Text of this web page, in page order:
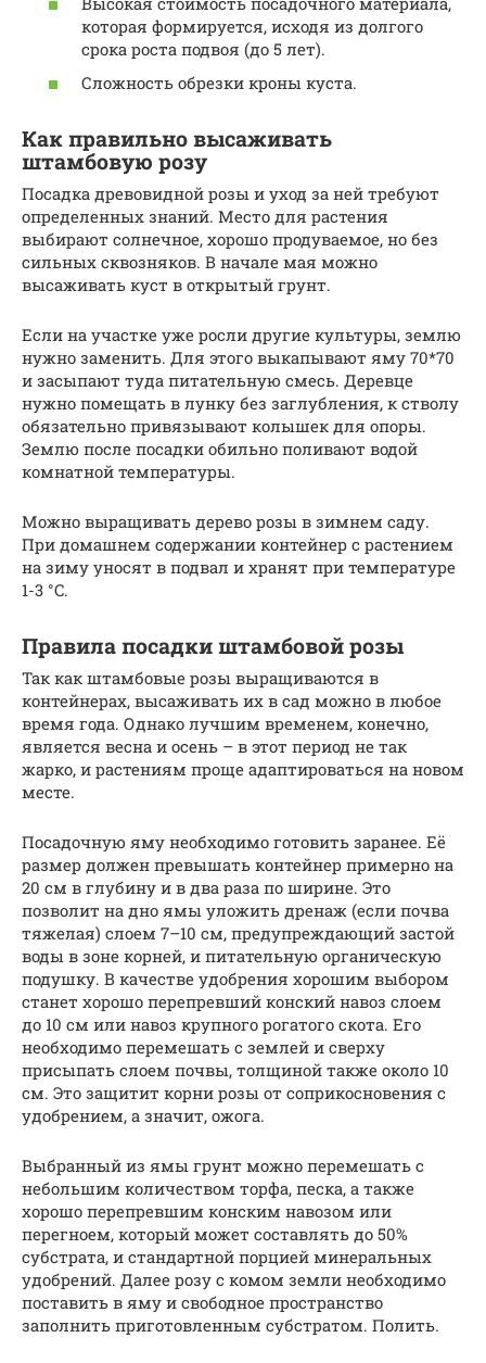
которая формируется, исходя из долгого
срока роста подвоя (до 5 лет).
Сложность обрезки кроны куста.
Как правильно высаживать
штамбовую розу
Посадка древовидной розы и уход за ней требуют
определенных знаний. Место для растения
выбирают солнечное, хорошо продуваемое, но без
сильных сквозняков. В начале мая можно
высаживать куст в открытый грунт.
Если на участке уже росли другие культуры, землю
нужно заменить. Для этого выкапывают яму 70*70
и засыпают туда питательную смесь. Деревце
нужно помещать в лунку без заглубления, к стволу
обязательно привязывают колышек для опоры.
Землю после посадки обильно поливают водой
комнатной температуры.
Можно выращивать дерево розы в зимнем саду.
При домашнем содержании контейнер с растением
на зиму уносят в подвал и хранят при температуре
1-3 °C.
Правила посадки штамбовой розы
Так как штамбовые розы выращиваются в
контейнерах, высаживать их в сад можно в любое
время года. Однако лучшим временем, конечно,
является весна и осень – в этот период не так
жарко, и растениям проще адаптироваться на новом
месте.
Посадочную яму необходимо готовить заранее. Её
размер должен превышать контейнер примерно на
20 см в глубину и в два раза по ширине. Это
позволит на дно ямы уложить дренаж (если почва
тяжелая) слоем 7–10 см, предупреждающий застой
воды в зоне корней, и питательную органическую
подушку. В качестве удобрения хорошим выбором
станет хорошо перепревший конский навоз слоем
до 10 см или навоз крупного рогатого скота. Его
необходимо перемешать с землей и сверху
присыпать слоем почвы, толщиной также около 10
см. Это защитит корни розы от соприкосновения с
удобрением, а значит, ожога.
Выбранный из ямы грунт можно перемешать с
небольшим количеством торфа, песка, а также
хорошо перепревшим конским навозом или
перегноем, который может составлять до 50%
субстрата, и стандартной порцией минеральных
удобрений. Далее розу с комом земли необходимо
поставить в яму и свободное пространство
заполнить приготовленным субстратом. Полить.